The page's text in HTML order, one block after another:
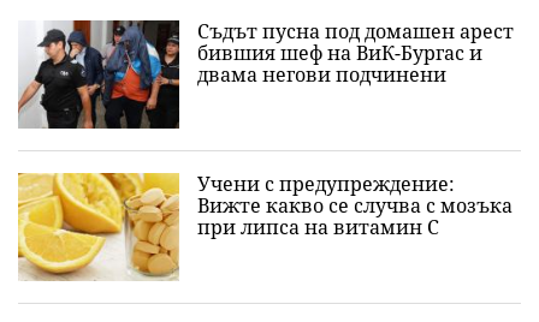
Съдът пусна под домашен арест
бившия шеф на ВиК-Бургас и
двама негови подчинени
Учени с предупреждение:
Вижте какво се случва с мозъка
при липса на витамин C